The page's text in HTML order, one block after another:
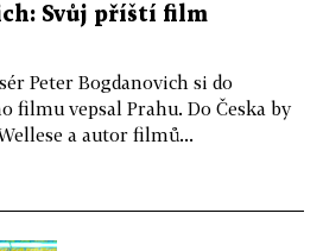
Svůj příští film
Peter Bogdanovich si do
filmu vepsal Prahu. Do Česka by
a autor filmů...